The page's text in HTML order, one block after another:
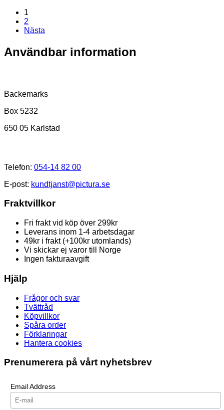
1
2
Nästa
Användbar information
Backemarks
Box 5232
650 05 Karlstad
Telefon: 054-14 82 00
E-post: kundtjanst@pictura.se
Fraktvillkor
Fri frakt vid köp över 299kr
Leverans inom 1-4 arbetsdagar
49kr i frakt (+100kr utomlands)
Vi skickar ej varor till Norge
Ingen fakturaavgift
Hjälp
Frågor och svar
Tvättråd
Köpvillkor
Spåra order
Förklaringar
Hantera cookies
Prenumerera på vårt nyhetsbrev
Email Address